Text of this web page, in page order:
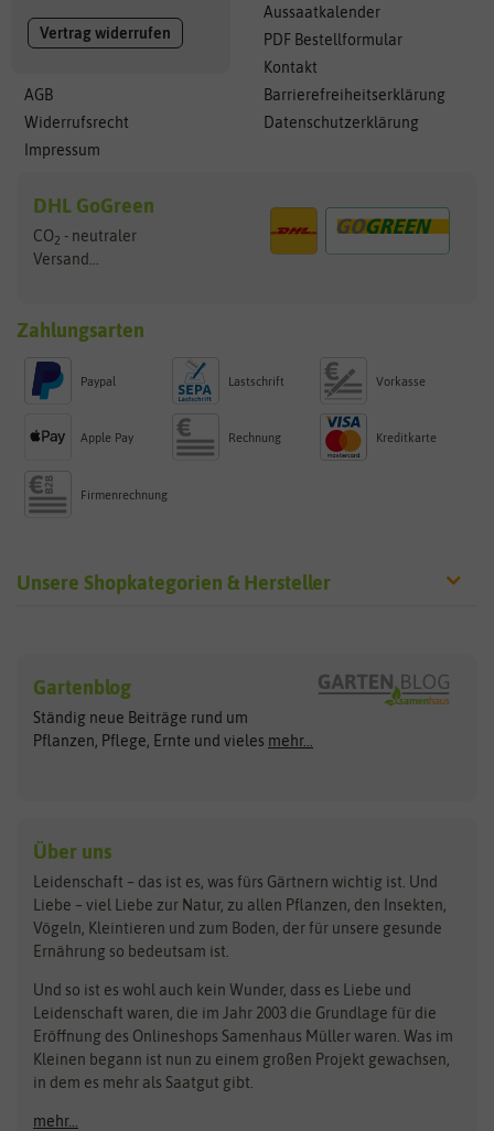
Vertrag widerrufen
AGB
Widerrufsrecht
Impressum
Aussaatkalender
PDF Bestellformular
Kontakt
Barrierefreiheitserklärung
Datenschutzerklärung
DHL GoGreen
CO2 - neutraler
Versand...
Zahlungsarten
Paypal Lastschrift Vorkasse
Apple Pay Rechnung Kreditkarte
Firmenrechnung
Unsere Shopkategorien & Hersteller
Exotische Samen
Gemüsesamen
Gründünger
Kräutersamen
Obstsamen
Pilzbrut
Rasensamen
Steckzwiebeln
Zimmer & Kübelpflanzen
Kataloge
Schnäppchen
Anzucht & Gartenzubehör
Arche Noah
ASB Greenworld
Benary
Bingenheimer Saatgut
Bionana
BIOWOL
Blumicorn
Bûten Birds
Clever Pots
COMPO
Dürr-Samen
Feldsaaten Freudenberger
Fertil
Flora Elite
Gartenblog
Ständig neue Beiträge rund um
Pflanzen, Pflege, Ernte und vieles mehr...
Über uns
Leidenschaft – das ist es, was fürs Gärtnern wichtig ist. Und
Liebe – viel Liebe zur Natur, zu allen Pflanzen, den Insekten,
Vögeln, Kleintieren und zum Boden, der für unsere gesunde
Ernährung so bedeutsam ist.
Und so ist es wohl auch kein Wunder, dass es Liebe und
Leidenschaft waren, die im Jahr 2003 die Grundlage für die
Eröffnung des Onlineshops Samenhaus Müller waren. Was im
Kleinen begann ist nun zu einem großen Projekt gewachsen,
in dem es mehr als Saatgut gibt.
mehr...